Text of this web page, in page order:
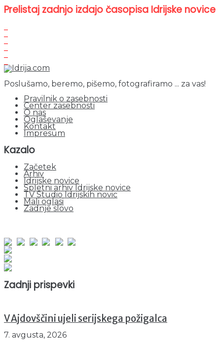
Prelistaj zadnjo izdajo časopisa Idrijske novice
Poslušamo, beremo, pišemo, fotografiramo ... za vas!
Pravilnik o zasebnosti
Center zasebnosti
O nas
Oglaševanje
Kontakt
Impresum
Kazalo
Začetek
Arhiv
Idrijske novice
Spletni arhiv Idrijske novice
TV Studio Idrijskih novic
Mali oglasi
Zadnje slovo
Zadnji prispevki
V Ajdovščini ujeli serijskega požigalca
7. avgusta, 2026